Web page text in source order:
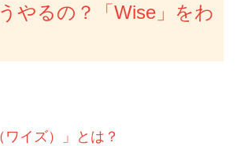
やるの？「Wise」をわ
イズ）」とは？